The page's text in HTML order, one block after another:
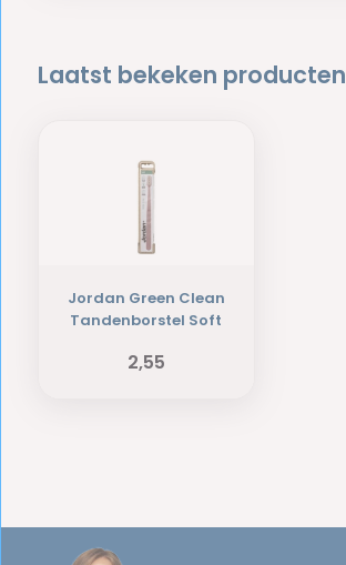
Laatst bekeken producten
Jordan Green Clean
Tandenborstel Soft
2,55